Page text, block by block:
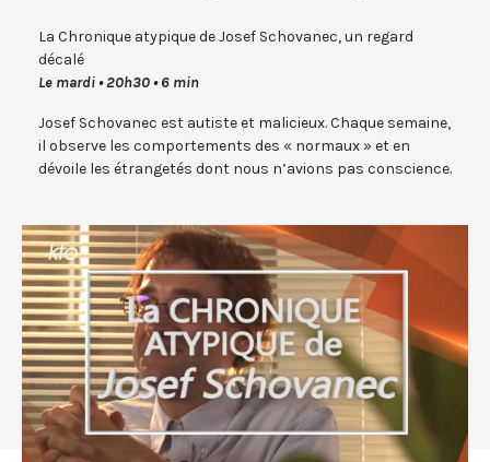
La Chronique atypique de Josef Schovanec, un regard
décalé
Le mardi • 20h30 • 6 min
Josef Schovanec est autiste et malicieux. Chaque semaine,
il observe les comportements des « normaux » et en
dévoile les étrangetés dont nous n’avions pas conscience.